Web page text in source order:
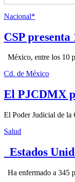
Nacional*
CSP
México, entre los 10
Cd. de México
El PJCDMX
El Poder Judicial de la
Salud
Estados
Ha enfermado a 345